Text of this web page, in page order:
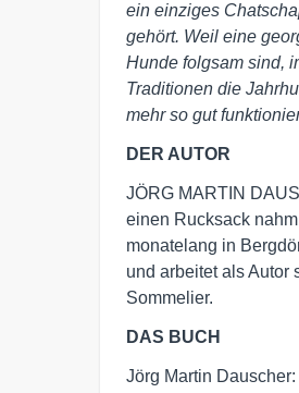
ein einziges
gehört. Weil eine
Hunde folgsam sind,
Traditionen die
mehr so gut
DER AUTOR
JÖRG MARTIN
einen Rucksack
monatelang in
und arbeitet als Autor
Sommelier.
DAS BUCH
Jörg Martin